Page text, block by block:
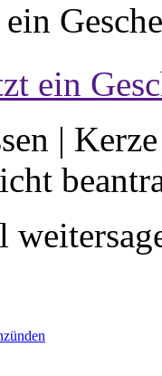
ein
|